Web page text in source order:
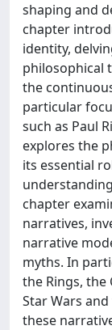
shaping and
chapter
identity,
philosophical
the
particular
such as Paul
explores the
its essential
chapter
narratives,
narrative
myths. In
the Rings, the
Star Wars
these